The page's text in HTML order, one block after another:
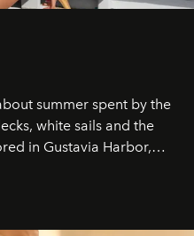
summer spent by the
white sails and the
in Gustavia Harbor,
expression.